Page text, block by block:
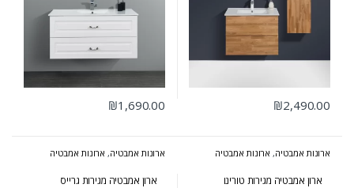
₪2,490.00
₪1,690.00
ארונות אמבטיה, ארונות אמבטיה
ארון אמבטיה מגירות טורינו
ארונות אמבטיה, ארונות אמבטיה
ארון אמבטיה מגירות גרייס